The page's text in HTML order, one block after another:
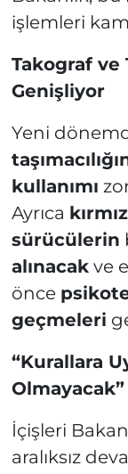
işlemleri
Takograf
Genişliyor
Yeni
kullanımı
Ayrıca
sürücülerin
alınacakve
önce
geçmeleri
“Kurallara
Olmayacak”
İçişleri
aralıksız